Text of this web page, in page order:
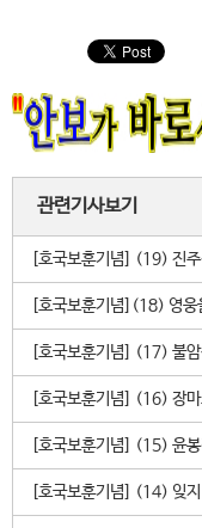
관련기사보기
[호국보훈기념] (19) 진
[호국보훈기념](18) 영웅
[호국보훈기념] (17) 불암
[호국보훈기념] (16) 장
[호국보훈기념] (15) 윤
[호국보훈기념] (14) 잊지